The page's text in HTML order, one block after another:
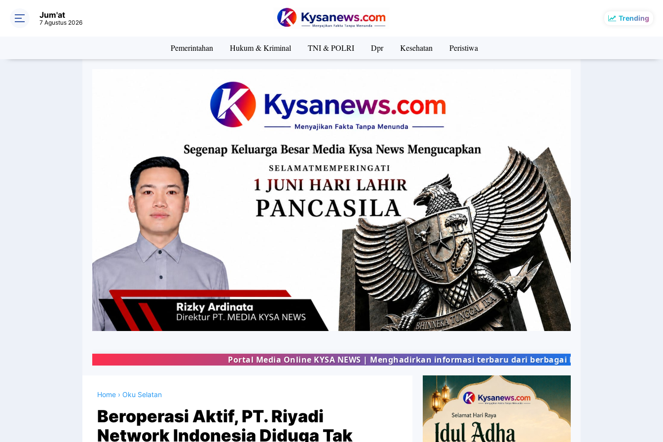
Trending
Jum'at
7 Agustus 2026
Pemerintahan Hukum & Kriminal TNI & POLRI Dpr Kesehatan Peristiwa
Portal Media Online KYSA NEWS | Menghadirkan informasi terbaru dari berbagai bidang kehidupan masyarakat
Home › Oku Selatan
Beroperasi Aktif, PT. Riyadi
Network Indonesia Diduga Tak